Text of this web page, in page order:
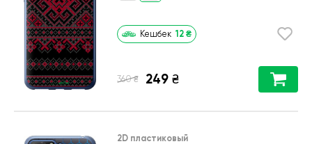
Кешбек 12 ₴
360 ₴ 249 ₴
2D пластиковый